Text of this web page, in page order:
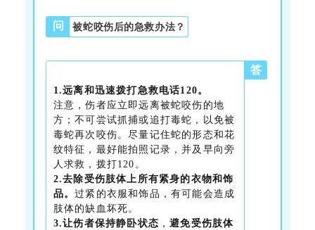
问 被蛇咬伤后的急救办法？
1.远离和迅速拨打急救电话120。
注意，伤者应立即远离被蛇咬伤的地
方；不可尝试抓捕或追打毒蛇，以免被
毒蛇再次咬伤。尽量记住蛇的形态和花
纹特征，最好能拍照记录，并及早向旁
人求救，拨打120。
2.去除受伤肢体上所有紧身的衣物和饰
品。过紧的衣服和饰品，有可能会造成
肢体的缺血坏死。
3.让伤者保持静卧状态 ，避免受伤肢体
答